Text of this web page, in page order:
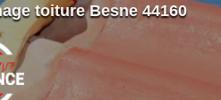
toiture Besne 44160